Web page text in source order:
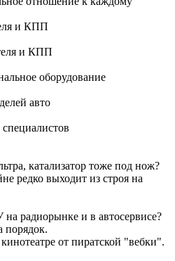
и КПП
и КПП
оборудование
авто
катализатор тоже под нож?
редко выходит из строя на
радиорынке и в автосервисе?
порядок.
от пиратской "вебки".